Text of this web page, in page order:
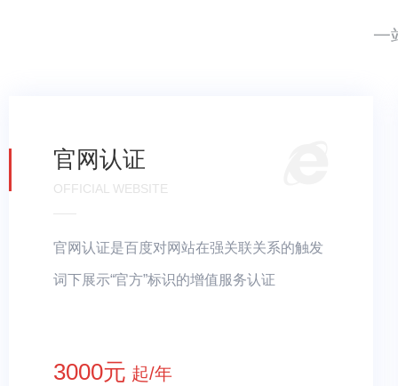
一
官网认证
OFFICIAL WEBSITE
官网认证是百度对网站在强关联关系的触发
词下展示“官方”标识的增值服务认证
3000元 起/年